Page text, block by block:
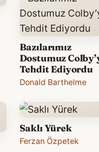
Bazılarımız
Dostumuz
Tehdit Ediyordu
Donald Barthelme
Saklı Yürek
Ferzan Özpetek